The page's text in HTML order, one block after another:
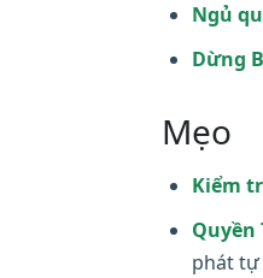
Ngủ
Dừng
Mẹo
Kiểm
Quyền
phát